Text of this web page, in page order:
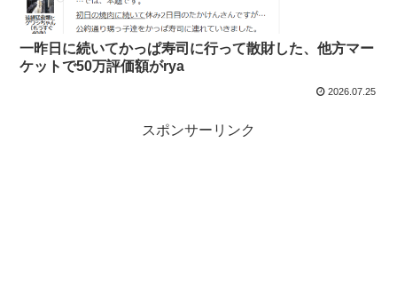
一昨日に続いてかっぱ寿司に行って散財した、他方マー
ケットで50万評価額がrya
2026.07.25
スポンサーリンク